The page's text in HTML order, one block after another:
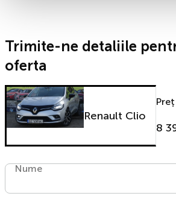
Trimite-ne detaliile
oferta
Renault Clio
Preț
8
Nume